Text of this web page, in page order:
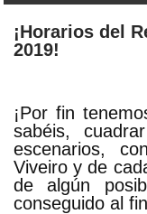
¡Horarios del
2019!
¡Por fin
sabéis,
escenarios,
Viveiro y de
de algún
conseguido al